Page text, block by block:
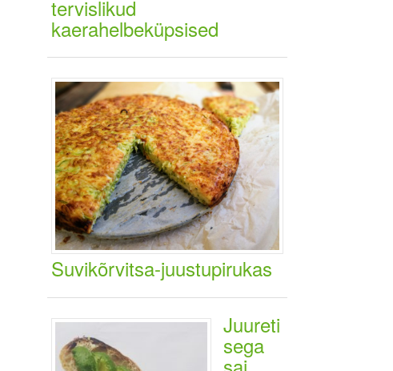
tervislikud
kaerahelbeküpsised
Suvikõrvitsa-juustupirukas
Juureti
sega